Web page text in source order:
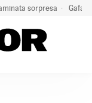
sorpresa Gafas